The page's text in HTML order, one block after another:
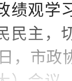
绩观学
民主，
，市政